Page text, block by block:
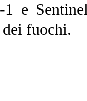
1 e
dei fuochi.